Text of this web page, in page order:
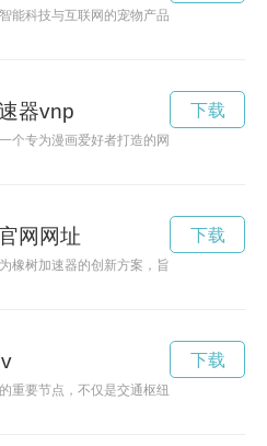
能科技与互联网的宠物产品，为喵星人们带
器vnp
个专为漫画爱好者打造的网络加速工具，
下载
网网址
橡树加速器的创新方案，旨在加速城市绿
下载
重要节点，不仅是交通枢纽，更是连接城
下载